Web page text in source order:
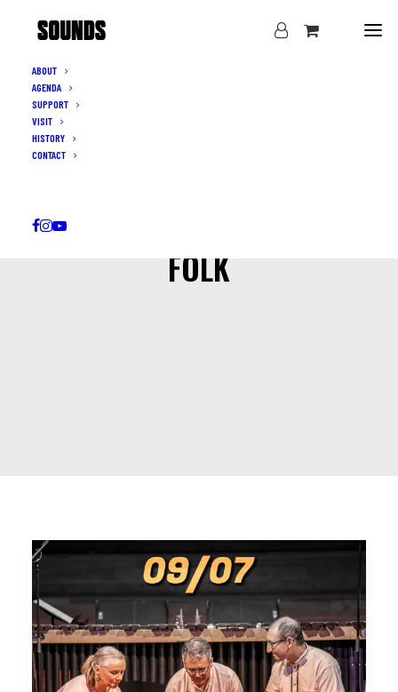
ABOUT
AGENDA
SUPPORT
VISIT
HISTORY
CONTACT
FOLK